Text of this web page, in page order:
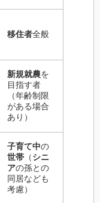
移住者全般
新規就農を
目指す者
（年齢制限
がある場合
あり）
子育て中の
世帯 （シニ
アの孫との
同居なども
考慮）